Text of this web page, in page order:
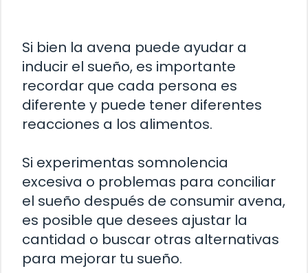
Si bien la avena puede ayudar a
inducir el sueño, es importante
recordar que cada persona es
diferente y puede tener diferentes
reacciones a los alimentos.
Si experimentas somnolencia
excesiva o problemas para conciliar
el sueño después de consumir avena,
es posible que desees ajustar la
cantidad o buscar otras alternativas
para mejorar tu sueño.